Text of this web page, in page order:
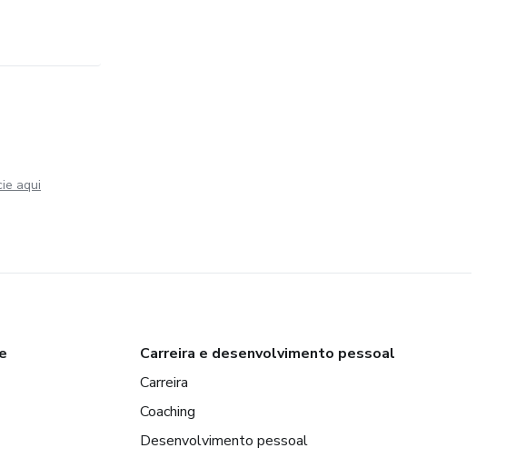
aqui
Carreira e desenvolvimento pessoal
Carreira
Coaching
Desenvolvimento pessoal